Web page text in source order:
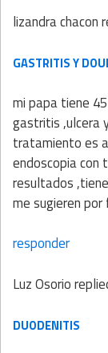
lizandra chacon
GASTRITIS Y
mi papa tiene
gastritis ,ulcera
tratamiento es
endoscopia con
resultados
me sugieren
responder
Luz Osorio
DUODENITIS